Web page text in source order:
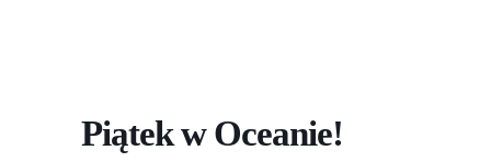
Piątek w Oceanie!